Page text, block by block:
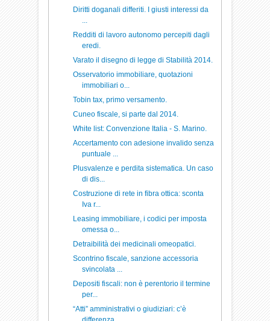
Diritti doganali differiti. I giusti interessi da
...
Redditi di lavoro autonomo percepiti dagli
eredi.
Varato il disegno di legge di Stabilità 2014.
Osservatorio immobiliare, quotazioni
immobiliari o...
Tobin tax, primo versamento.
Cuneo fiscale, si parte dal 2014.
White list: Convenzione Italia - S. Marino.
Accertamento con adesione invalido senza
puntuale ...
Plusvalenze e perdita sistematica. Un caso
di dis...
Costruzione di rete in fibra ottica: sconta
Iva r...
Leasing immobiliare, i codici per imposta
omessa o...
Detraibilità dei medicinali omeopatici.
Scontrino fiscale, sanzione accessoria
svincolata ...
Depositi fiscali: non è perentorio il termine
per...
“Atti” amministrativi o giudiziari: c’è